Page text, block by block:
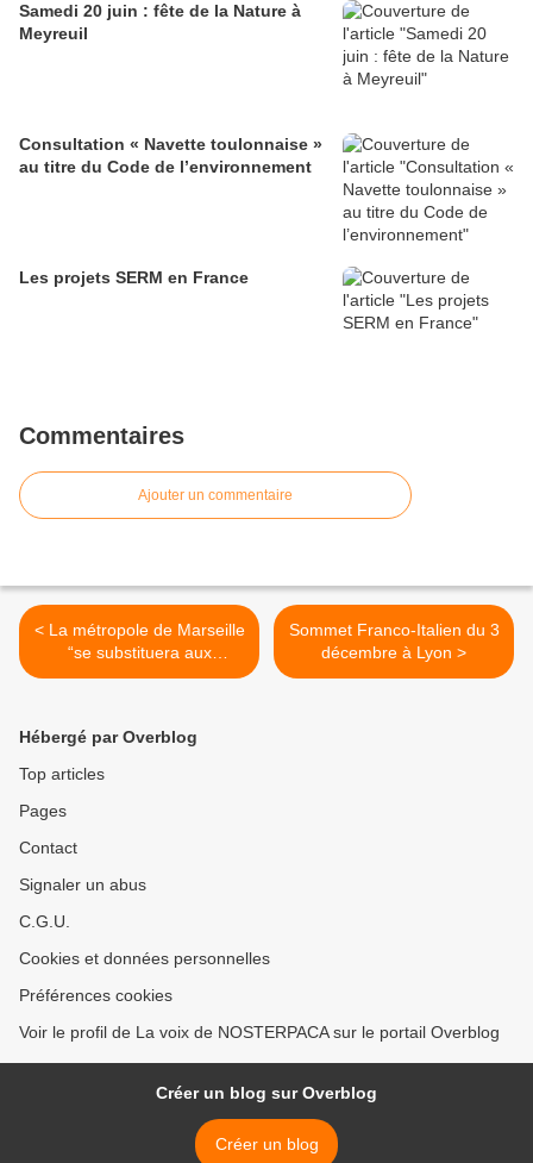
Samedi 20 juin : fête de la Nature à
Meyreuil
Consultation « Navette toulonnaise »
au titre du Code de l’environnement
Les projets SERM en France
Commentaires
Ajouter un commentaire
< La métropole de Marseille
“se substituera aux
intercommunalités
Sommet Franco-Italien du 3
décembre à Lyon >
Hébergé par Overblog
Top articles
Pages
Contact
Signaler un abus
C.G.U.
Cookies et données personnelles
Préférences cookies
Voir le profil de La voix de NOSTERPACA sur le portail Overblog
Créer un blog sur Overblog
Créer un blog